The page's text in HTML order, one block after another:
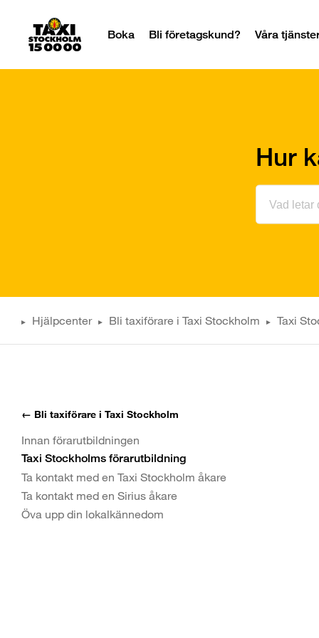
Boka Bli företagskund? Våra
Hur
▸ Hjälpcenter ▸ Bli taxiförare i Taxi Stockholm ▸ Taxi
← Bli taxiförare i Taxi Stockholm
Innan förarutbildningen
Taxi Stockholms förarutbildning
Ta kontakt med en Taxi Stockholm åkare
Ta kontakt med en Sirius åkare
Öva upp din lokalkännedom